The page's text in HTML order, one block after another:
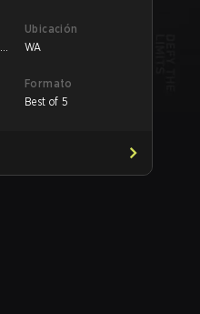
Ubicación
WA
Formato
Best of 5